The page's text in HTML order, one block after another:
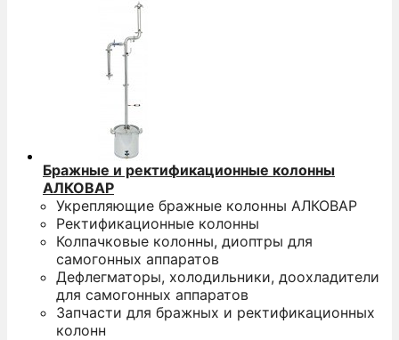
Бражные и ректификационные колонны
АЛКОВАР
Укрепляющие бражные колонны АЛКОВАР
Ректификационные колонны
Колпачковые колонны, диоптры для
самогонных аппаратов
Дефлегматоры, холодильники, доохладители
для самогонных аппаратов
Запчасти для бражных и ректификационных
колонн